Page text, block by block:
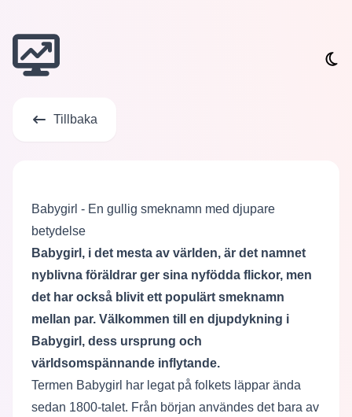
Tillbaka
Babygirl - En gullig smeknamn med djupare
betydelse
Babygirl, i det mesta av världen, är det namnet
nyblivna föräldrar ger sina nyfödda flickor, men
det har också blivit ett populärt smeknamn
mellan par. Välkommen till en djupdykning i
Babygirl, dess ursprung och
världsomspännande inflytande.
Termen Babygirl har legat på folkets läppar ända
sedan 1800-talet. Från början användes det bara av